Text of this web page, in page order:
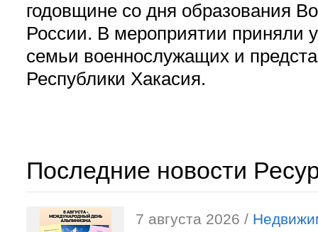
годовщине со дня образования
России. В мероприятии приняли
семьи военнослужащих и
Республики Хакасия.
Последние новости
7 августа 2026 /